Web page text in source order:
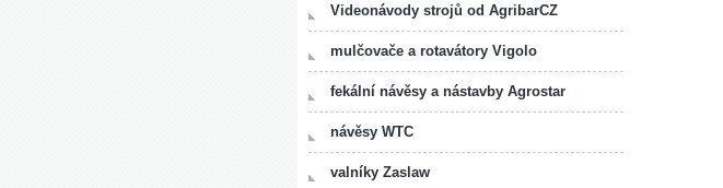
Videonávody strojů od AgribarCZ
mulčovače a rotavátory Vigolo
fekální návěsy a nástavby Agrostar
návěsy WTC
valníky Zaslaw